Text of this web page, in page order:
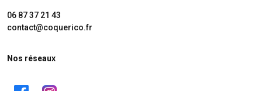
06 87 37 21 43
contact@coquerico.fr
Nos réseaux